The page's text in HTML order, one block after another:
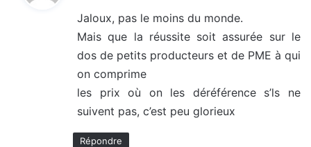
:
Jaloux, pas le moins du monde.
Mais que la réussite soit assurée sur le
dos de petits producteurs et de PME à qui
on comprime
les prix où on les déréférence s’ls ne
suivent pas, c’est peu glorieux
Répondre